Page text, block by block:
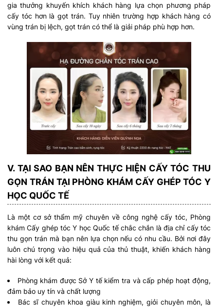
gia thưởng khuyến khích khách hàng lựa chọn phương pháp
cấy tóc hơn là gọt trán. Tuy nhiên trường hợp khách hàng có
vùng trán bị lệch, gọt trán có thể là giải pháp phù hợp hơn.
V. TẠI SAO BẠN NÊN THỰC HIỆN CẤY TÓC THU
GỌN TRÁN TẠI PHÒNG KHÁM CẤY GHÉP TÓC Y
HỌC QUỐC TẾ
Là một cơ sở thẩm mỹ chuyên về công nghệ cấy tóc, Phòng
khám Cấy ghép tóc Y học Quốc tế chắc chắn là địa chỉ cấy tóc
thu gọn trán mà bạn nên lựa chọn nếu có nhu cầu. Bởi nơi đây
luôn chú trọng vào hiệu quả của thủ thuật, khiến khách hàng
hài lòng với kết quả:
Phòng khám được Sở Y tế kiểm tra và cấp phép hoạt động,
đảm bảo uy tín và chất lượng
Bác sĩ chuyên khoa giàu kinh nghiệm, giỏi chuyên môn, là